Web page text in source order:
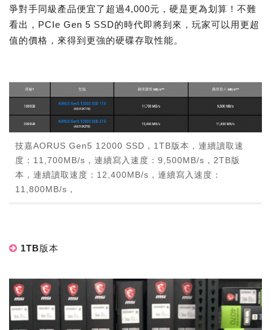
爭對手同級產品便宜了超過4,000元，硬是更為划算！不難
看出，PCIe Gen 5 SSD的時代即將到來，玩家可以用更超
值的價格，來得到更強的硬碟存取性能。
技嘉AORUS Gen5 12000 SSD，1TB版本，連續讀取速
度：11,700MB/s，連續寫入速度：9,500MB/s，2TB版
本，連續讀取速度：12,400MB/s，連續寫入速度：
11,800MB/s，
1TB版本